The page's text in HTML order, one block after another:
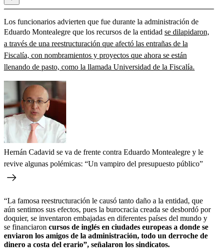
Los funcionarios advierten que fue durante la administración de
Eduardo Montealegre que los recursos de la entidad se dilapidaron,
a través de una reestructuración que afectó las entrañas de la
Fiscalía, con nombramientos y proyectos que ahora se están
llenando de pasto, como la llamada Universidad de la Fiscalía.
Hernán Cadavid se va de frente contra Eduardo Montealegre y le
revive algunas polémicas: “Un vampiro del presupuesto público”
“La famosa reestructuración le causó tanto daño a la entidad, que
aún sentimos sus efectos, pues la burocracia creada se desbordó por
doquier, se inventaron embajadas en diferentes países del mundo y
se financiaron cursos de inglés en ciudades europeas a donde se
enviaron los amigos de la administración, todo un derroche de
dinero a costa del erario”, señalaron los sindicatos.